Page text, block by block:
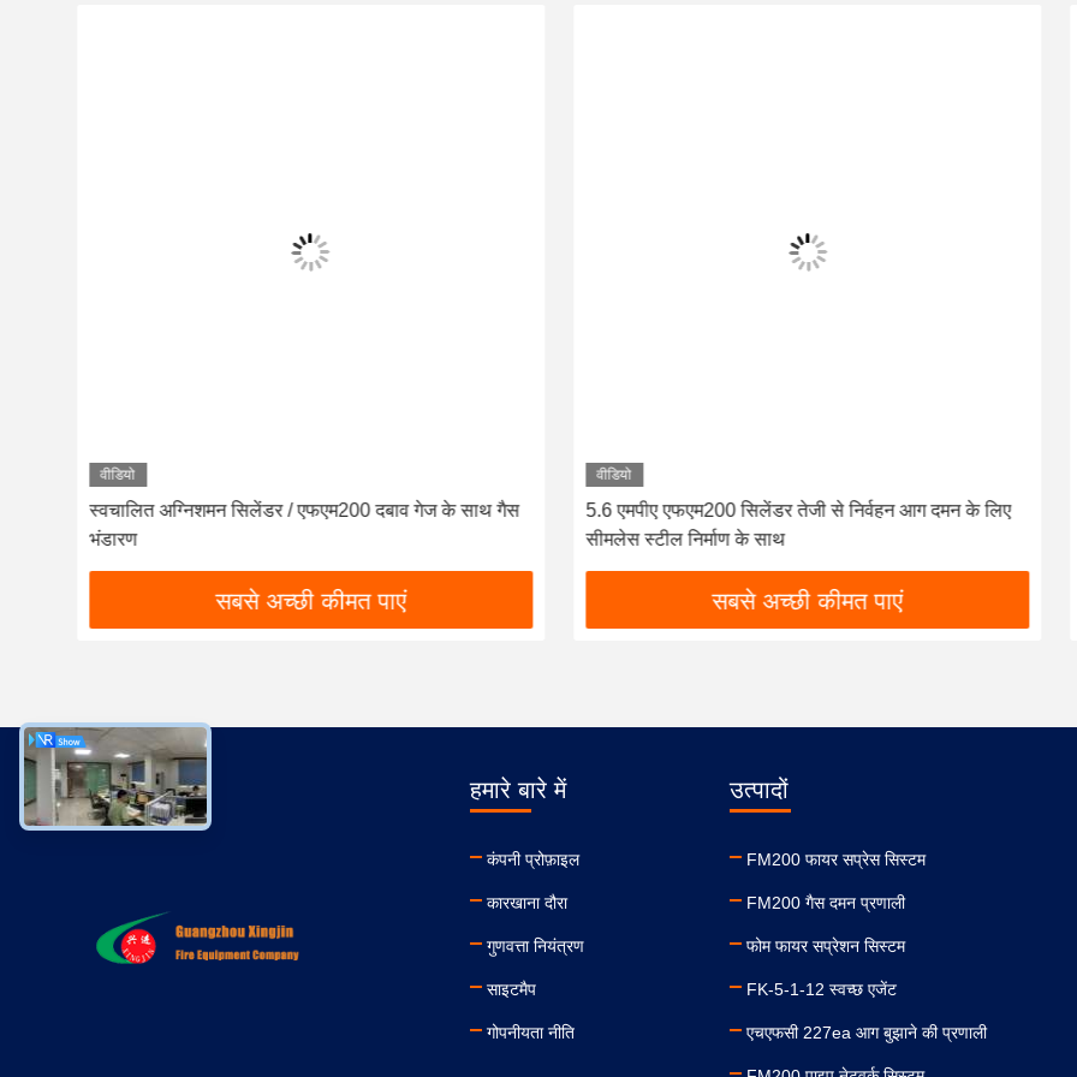
वीडियो
5.6 एमपीए एफएम200 सिलेंडर तेजी से निर्वहन आग दमन के लिए
सीमलेस स्टील निर्माण के साथ
सबसे अच्छी कीमत पाएं
वीडियो
Compact Handheld FM200 Extinguisher with 4KG
Filling Volume and ≤10s Discharge Time for Rapid
Clean Agent Fire Suppression (कॉम्पैक्ट हैंडहेल्ड
एफएम200 एक्सटेंसिविशर के साथ 4KG भरने का वॉल्यूम और
≤10s डिस्चार्ज टाइम रैपिड क्लीन एजेंट फायर सप्रेशन के लिए)
सबसे अच्छी कीमत पाएं
हमारे बारे में
कंपनी प्रोफ़ाइल
कारखाना दौरा
गुणवत्ता नियंत्रण
साइटमैप
गोपनीयता नीति
उत्पादों
FM200 फायर सप्रेस सिस्टम
FM200 गैस दमन प्रणाली
फोम फायर सप्रेशन सिस्टम
FK-5-1-12 स्वच्छ एजेंट
एचएफसी 227ea आग बुझाने की प्रणाली